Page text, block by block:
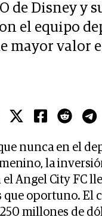
de Disney y
el equipo
mayor valor
nunca en el
la
Angel City FC
que oportuno. El
millones de